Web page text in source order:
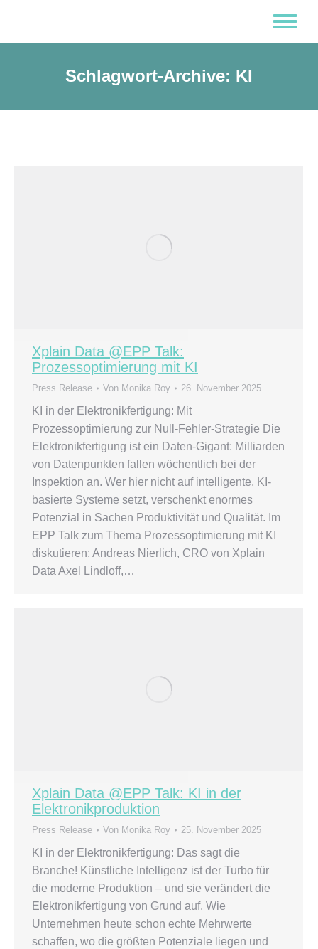
Schlagwort-Archive: KI
Xplain Data @EPP Talk:
Prozessoptimierung mit KI
Press Release Von Monika Roy 26. November 2025
KI in der Elektronikfertigung: Mit
Prozessoptimierung zur Null-Fehler-Strategie Die
Elektronikfertigung ist ein Daten-Gigant: Milliarden
von Datenpunkten fallen wöchentlich bei der
Inspektion an. Wer hier nicht auf intelligente, KI-
basierte Systeme setzt, verschenkt enormes
Potenzial in Sachen Produktivität und Qualität. Im
EPP Talk zum Thema Prozessoptimierung mit KI
diskutieren: Andreas Nierlich, CRO von Xplain
Data Axel Lindloff,…
Xplain Data @EPP Talk: KI in der
Elektronikproduktion
Press Release Von Monika Roy 25. November 2025
KI in der Elektronikfertigung: Das sagt die
Branche! Künstliche Intelligenz ist der Turbo für
die moderne Produktion – und sie verändert die
Elektronikfertigung von Grund auf. Wie
Unternehmen heute schon echte Mehrwerte
schaffen, wo die größten Potenziale liegen und